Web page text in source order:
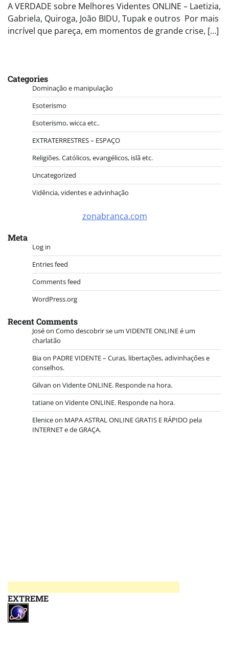
A VERDADE sobre Melhores Videntes ONLINE – Laetizia,
Gabriela, Quiroga, João BIDU, Tupak e outros Por mais
incrível que pareça, em momentos de grande crise, […]
Categories
Dominação e manipulação
Esoterismo
Esoterismo, wicca etc..
EXTRATERRESTRES – ESPAÇO
Religiões. Católicos, evangélicos, islã etc.
Uncategorized
Vidência, videntes e advinhação
zonabranca.com
Meta
Log in
Entries feed
Comments feed
WordPress.org
Recent Comments
Joséon Como descobrir se um VIDENTE ONLINE é um
charlatão
Biaon PADRE VIDENTE – Curas, libertações, adivinhações e
conselhos.
Gilvan on Vidente ONLINE. Responde na hora.
tatianeon Vidente ONLINE. Responde na hora.
Eleniceon MAPA ASTRAL ONLINE GRATIS E RÁPIDO pela
INTERNET e de GRAÇA.
EXTREME